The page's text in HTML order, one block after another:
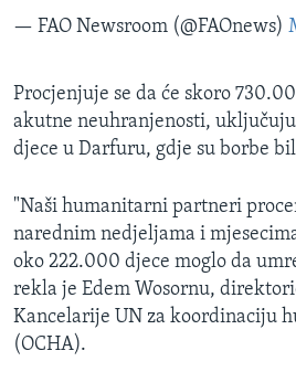
— FAO Newsroom (@FAOnews)
Procjenjuje se da će skoro
akutne neuhranjenosti,
djece u Darfuru, gdje su borbe
"Naši humanitarni partneri
narednim nedjeljama i
oko 222.000 djece moglo da
rekla je Edem Wosornu,
Kancelarije UN za koordinaciju
(OCHA).